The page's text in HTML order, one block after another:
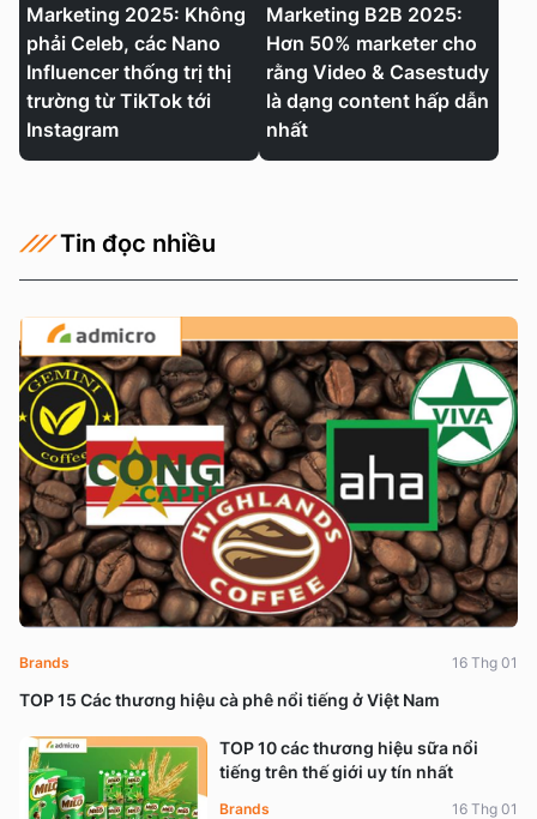
Marketing 2025: Không
phải Celeb, các Nano
Influencer thống trị thị
trường từ TikTok tới
Instagram
Marketing B2B 2025:
Hơn 50% marketer cho
rằng Video & Casestudy
là dạng content hấp dẫn
nhất
Tin đọc nhiều
TOP 15 Các thương hiệu cà phê nổi tiếng ở Việt Nam
Brands 16 Thg 01
TOP 10 các thương hiệu sữa nổi
tiếng trên thế giới uy tín nhất
Brands 16 Thg 01